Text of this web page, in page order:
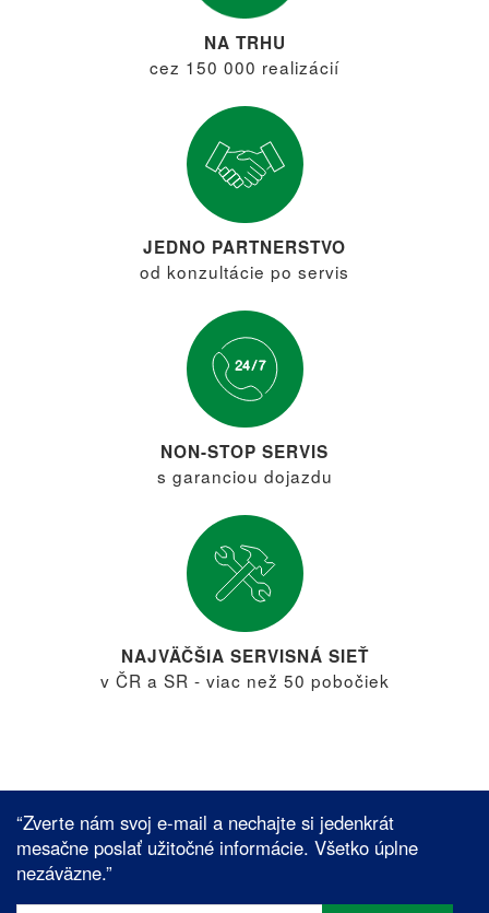
NA TRHU
cez 150 000 realizácií
JEDNO PARTNERSTVO
od konzultácie po servis
NON-STOP SERVIS
s garanciou dojazdu
NAJVÄČŠIA SERVISNÁ SIEŤ
v ČR a SR - viac než 50 pobočiek
“Zverte nám svoj e-mail a nechajte si jedenkrát
mesačne poslať užitočné informácie. Všetko úplne
nezáväzne.”